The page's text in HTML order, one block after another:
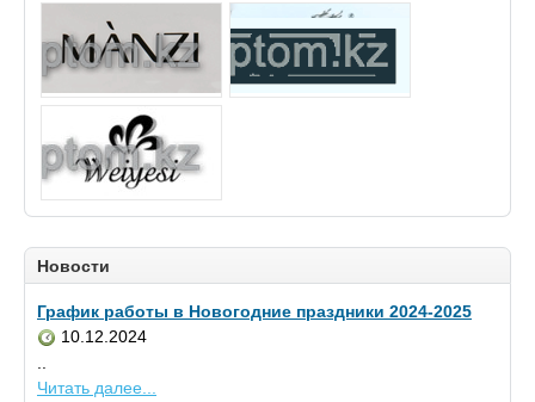
Новости
График работы в Новогодние праздники 2024-2025
10.12.2024
..
Читать далее...